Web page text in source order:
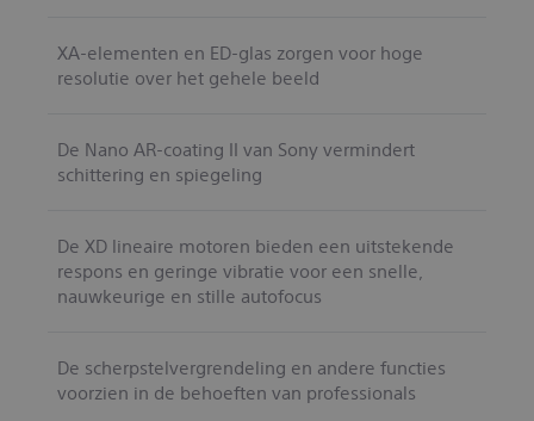
XA-elementen en ED-glas zorgen voor hoge
resolutie over het gehele beeld
De Nano AR-coating II van Sony vermindert
schittering en spiegeling
De XD lineaire motoren bieden een uitstekende
respons en geringe vibratie voor een snelle,
nauwkeurige en stille autofocus
De scherpstelvergrendeling en andere functies
voorzien in de behoeften van professionals